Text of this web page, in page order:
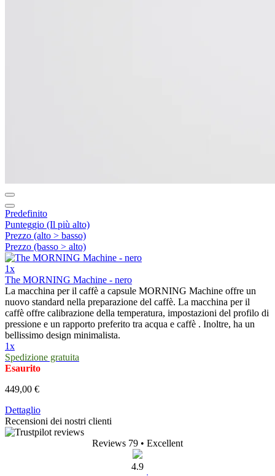
Predefinito
Punteggio (Il più alto)
Prezzo (alto > basso)
Prezzo (basso > alto)
1x
The MORNING Machine - nero
La macchina per il caffè a capsule MORNING Machine offre un
nuovo standard nella preparazione del caffè. La macchina per il
caffè offre calibrazione della temperatura, impostazioni del profilo di
pressione e un rapporto preferito tra acqua e caffè . Inoltre, ha un
bellissimo design minimalista.
1x
Spedizione gratuita
Esaurito
449,00 €
Dettaglio
Recensioni dei nostri clienti
Reviews 79 • Excellent
4.9